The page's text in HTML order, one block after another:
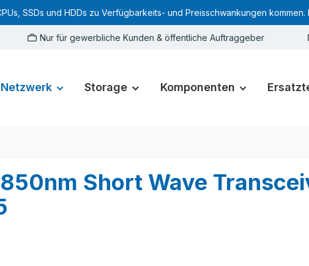
SSDs und HDDs zu Verfügbarkeits- und Preisschwankungen
Nur für gewerbliche Kunden & öffentliche Auftraggeber
Netzwerk Storage Komponenten
Short Wave